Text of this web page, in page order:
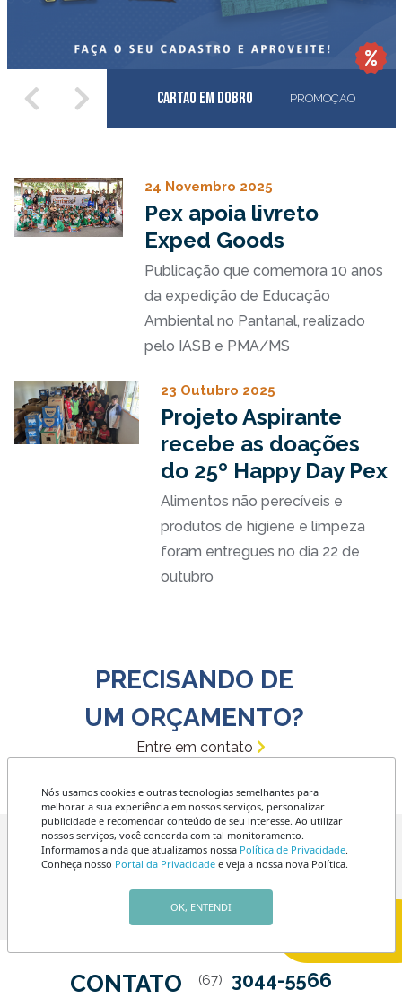
Cartao em Dobro PROMOÇÃO
24 Novembro 2025
Pex apoia livreto
Exped Goods
Publicação que comemora 10 anos
da expedição de Educação
Ambiental no Pantanal, realizado
pelo IASB e PMA/MS
23 Outubro 2025
Projeto Aspirante
recebe as doações
do 25º Happy Day Pex
Alimentos não perecíveis e
produtos de higiene e limpeza
foram entregues no dia 22 de
outubro
PRECISANDO DE
UM ORÇAMENTO?
Entre em contato
ENDEREÇO
Av. Mato Grosso, 1316
Esquina com a Rua Arthur
Jorge
CONTATO (67) 3044-5566
Nós usamos cookies e outras tecnologias semelhantes para
melhorar a sua experiência em nossos serviços, personalizar
publicidade e recomendar conteúdo de seu interesse. Ao utilizar
nossos serviços, você concorda com tal monitoramento.
Informamos ainda que atualizamos nossa Política de Privacidade.
Conheça nosso Portal da Privacidade e veja a nossa nova Política.
OK, ENTENDI